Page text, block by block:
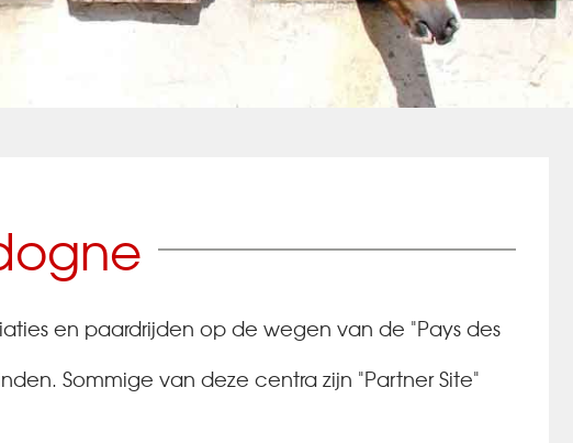
en paardrijden op de wegen van de "Pays des
Sommige van deze centra zijn "Partner Site"